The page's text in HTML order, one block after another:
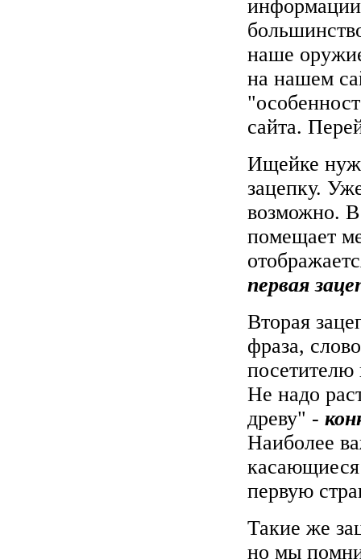
наше
на нашем
сайта.
Ищейке
зацепку.
возможно. В
помещает
первая
Вторая
фраза,
посетителю
Не надо
древу" -
Наиболее
первую
Такие же
но мы